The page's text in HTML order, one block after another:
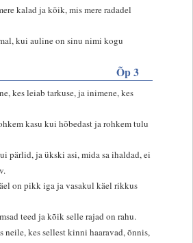
kalad ja kõik, mis mere radadel
kui auline on sinu nimi kogu
Õp 3
kes leiab tarkuse, ja inimene, kes
kasu kui hõbedast ja rohkem tulu
pärlid, ja ükski asi, mida sa ihaldad, ei
on pikk iga ja vasakul käel rikkus
teed ja kõik selle rajad on rahu.
neile, kes sellest kinni haaravad, õnnis,